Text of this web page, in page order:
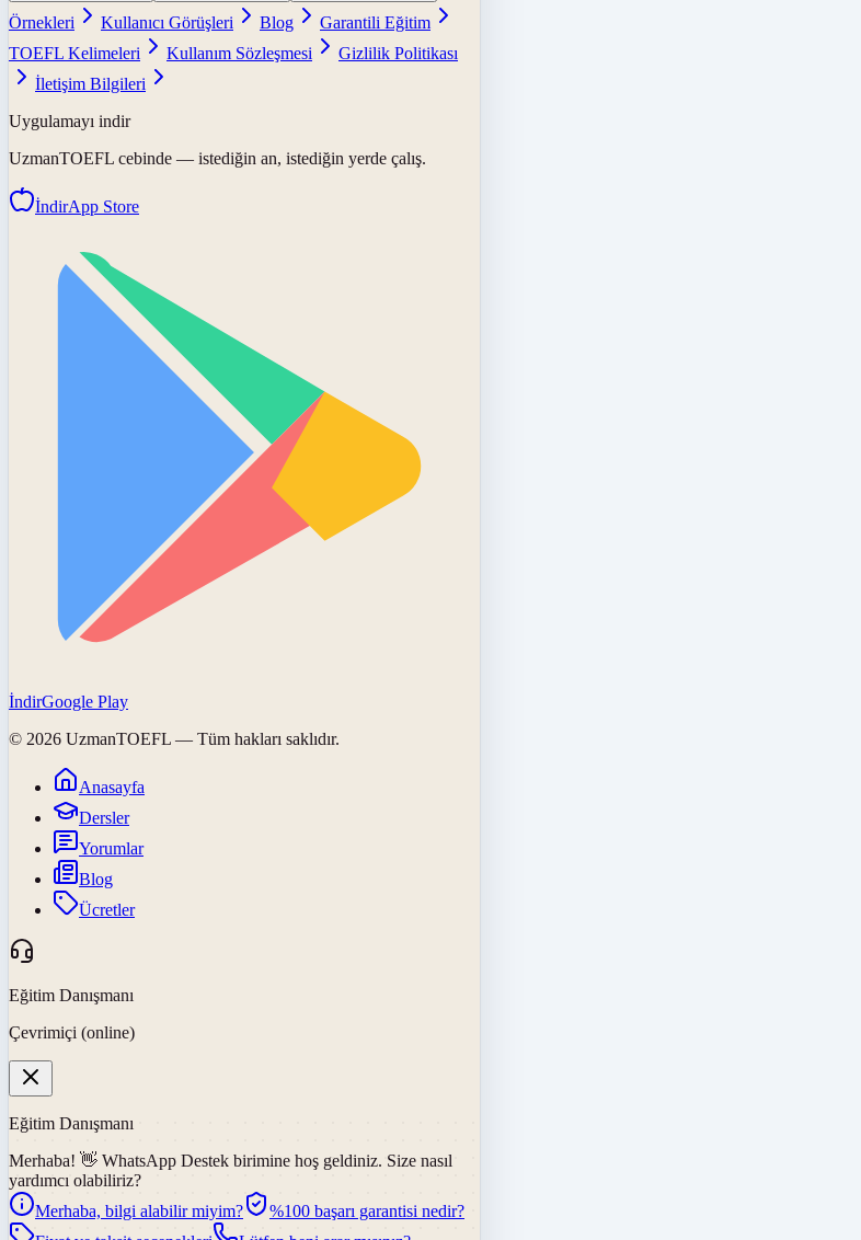
Örnekleri
Kullanıcı Görüşleri Blog
Garantili Eğitim
TOEFL Kelimeleri
Kullanım Sözleşmesi
Gizlilik Politikası
İletişim Bilgileri
Uygulamayı indir
UzmanTOEFL cebinde — istediğin an, istediğin yerde çalış.
İndirApp Store
İndirGoogle Play
© 2026 UzmanTOEFL — Tüm hakları saklıdır.
Anasayfa
Dersler
Yorumlar
Blog
Ücretler
Eğitim Danışmanı
Çevrimiçi (online)
Eğitim Danışmanı
Merhaba! 👋 WhatsApp Destek birimine hoş geldiniz. Size nasıl
yardımcı olabiliriz?
Merhaba, bilgi alabilir miyim?
%100 başarı garantisi nedir?